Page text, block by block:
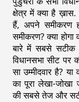
क्षेत्र में क्या है
हैं, अपने समीकरण
समीकरण? क्या
बारे में सबसे सटीक
विधानसभा सीट
सा उम्मीदवार है?
का पूरा लेखा-
की सबसे तेज और